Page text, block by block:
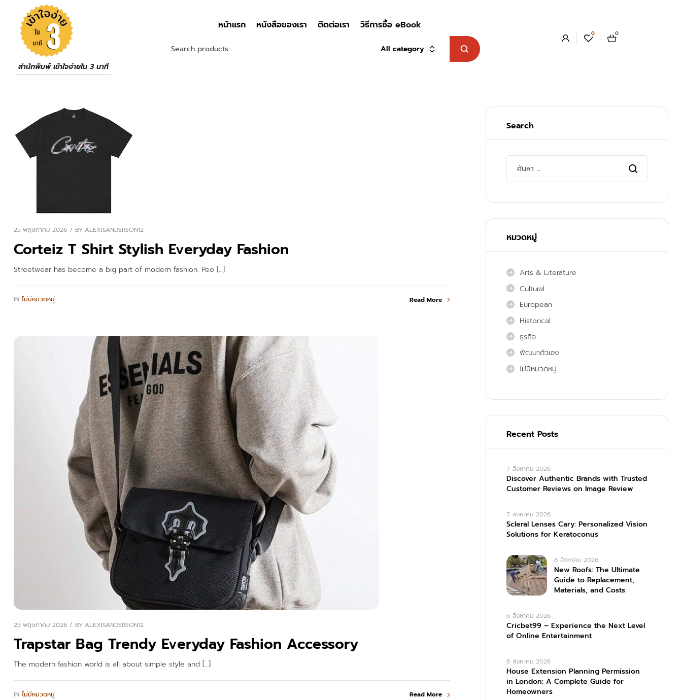
สำนักพิมพ์ เข้าใจง่ายใน 3 นาที
หน้าแรก หนังสือของเรา ติดต่อเรา วิธีการซื้อ eBook
All category
0 0
25 พฤษภาคม 2026 BY ALEXISANDERSON12
Corteiz T Shirt Stylish Everyday Fashion
Streetwear has become a big part of modern fashion. Peo […]
IN ไม่มีหมวดหมู่ Read More
25 พฤษภาคม 2026 BY ALEXISANDERSON12
Trapstar Bag Trendy Everyday Fashion Accessory
The modern fashion world is all about simple style and […]
IN ไม่มีหมวดหมู่ Read More
Search
หมวดหมู่
Arts & Literature
Cultural
European
Historical
ธุรกิจ
พัฒนาตัวเอง
ไม่มีหมวดหมู่
Recent Posts
7 สิงหาคม 2026
Discover Authentic Brands with Trusted
Customer Reviews on Image Review
7 สิงหาคม 2026
Scleral Lenses Cary: Personalized Vision
Solutions for Keratoconus
6 สิงหาคม 2026
New Roofs: The Ultimate
Guide to Replacement,
Materials, and Costs
6 สิงหาคม 2026
Cricbet99 – Experience the Next Level
of Online Entertainment
6 สิงหาคม 2026
House Extension Planning Permission
in London: A Complete Guide for
Homeowners